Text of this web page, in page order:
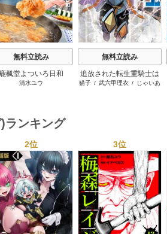
無料立読み
鹿楓堂よついろ日和
清水ユウ
無料立読み
追放された転生重騎士は
ゲーム知識で無双する
猫子 / 武六甲理衣 /
じゃいあ
ランキング
2位 3位